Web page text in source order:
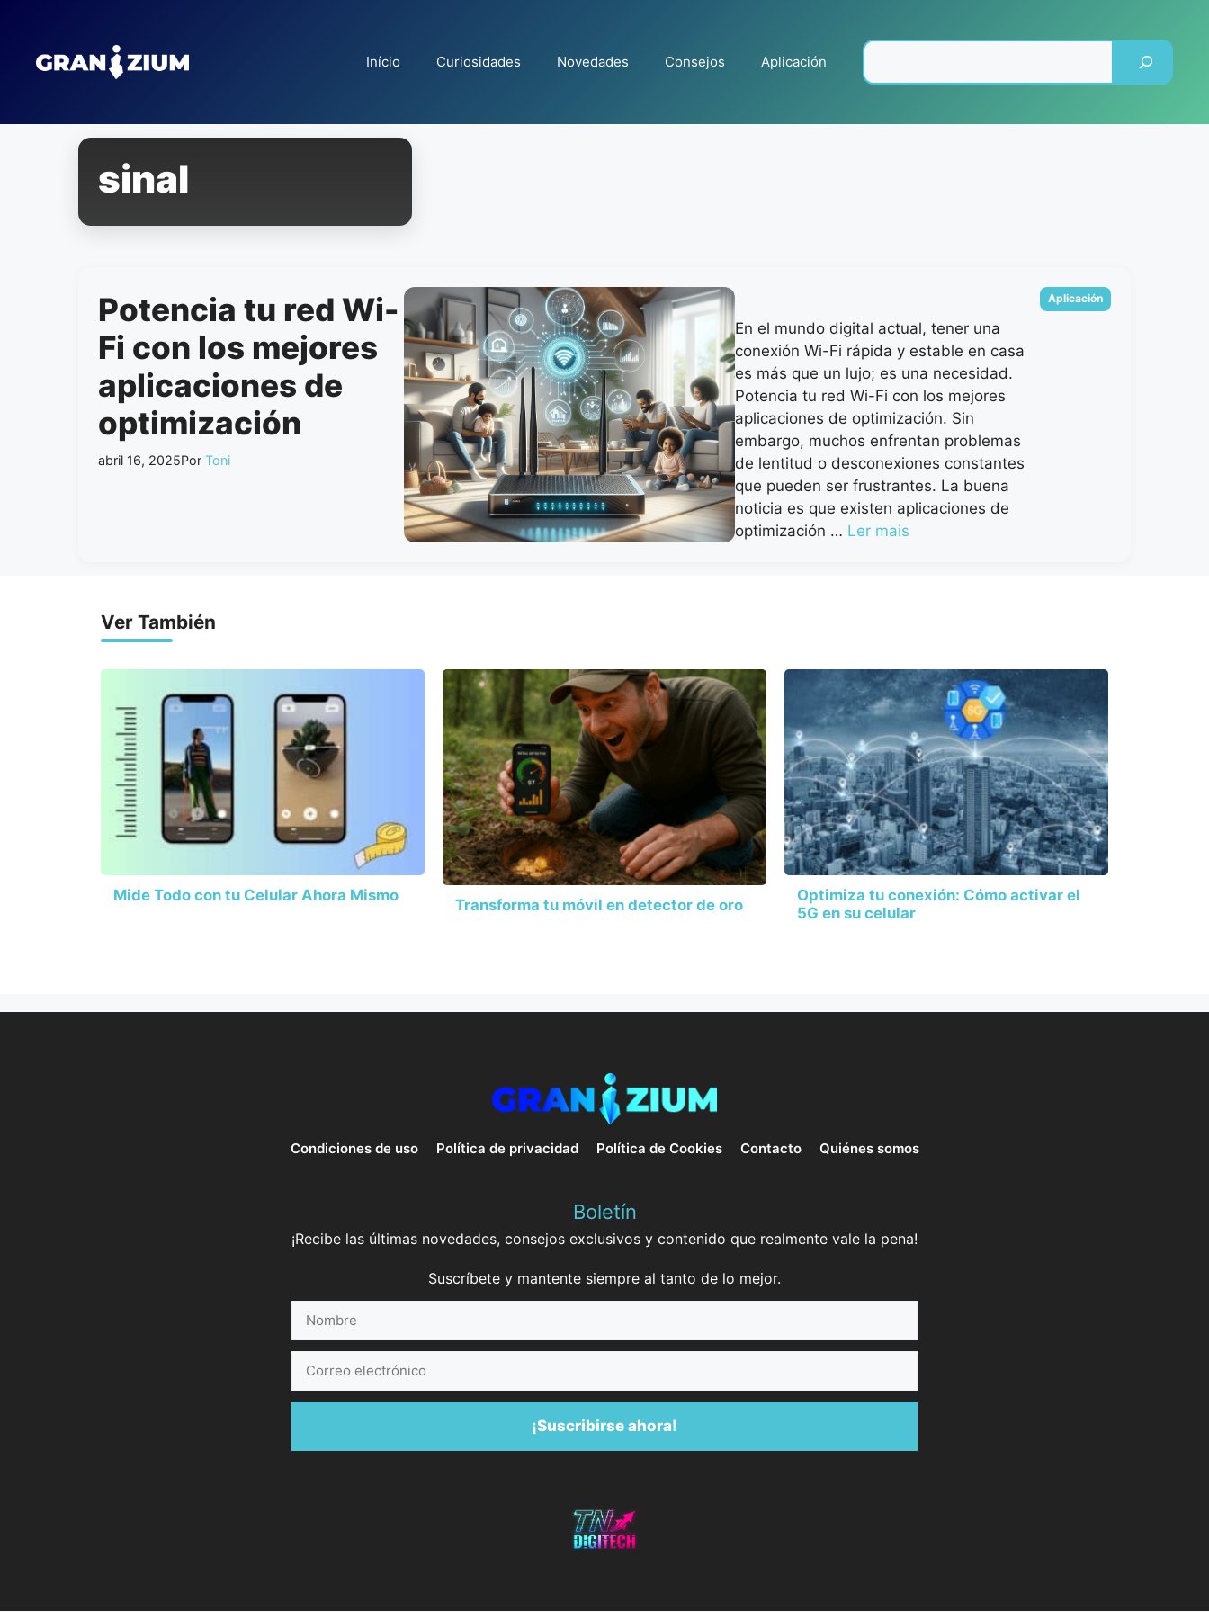
Início Curiosidades Novedades Consejos Aplicación
sinal
Potencia tu red Wi-
Fi con los mejores
aplicaciones de
optimización
abril 16, 2025Por Toni
En el mundo digital actual, tener una
conexión Wi-Fi rápida y estable en casa
es más que un lujo; es una necesidad.
Potencia tu red Wi-Fi con los mejores
aplicaciones de optimización. Sin
embargo, muchos enfrentan problemas
de lentitud o desconexiones constantes
que pueden ser frustrantes. La buena
noticia es que existen aplicaciones de
optimización … Ler mais
Categorias
Aplicación
Ver También
Mide Todo con tu Celular Ahora Mismo
Transforma tu móvil en detector de oro
Optimiza tu conexión: Cómo activar el
5G en su celular
Condiciones de uso Política de privacidad Política de Cookies Contacto Quiénes somos
Boletín
¡Recibe las últimas novedades, consejos exclusivos y contenido que realmente vale la pena!
Suscríbete y mantente siempre al tanto de lo mejor.
electrónico
¡Suscribirse ahora!